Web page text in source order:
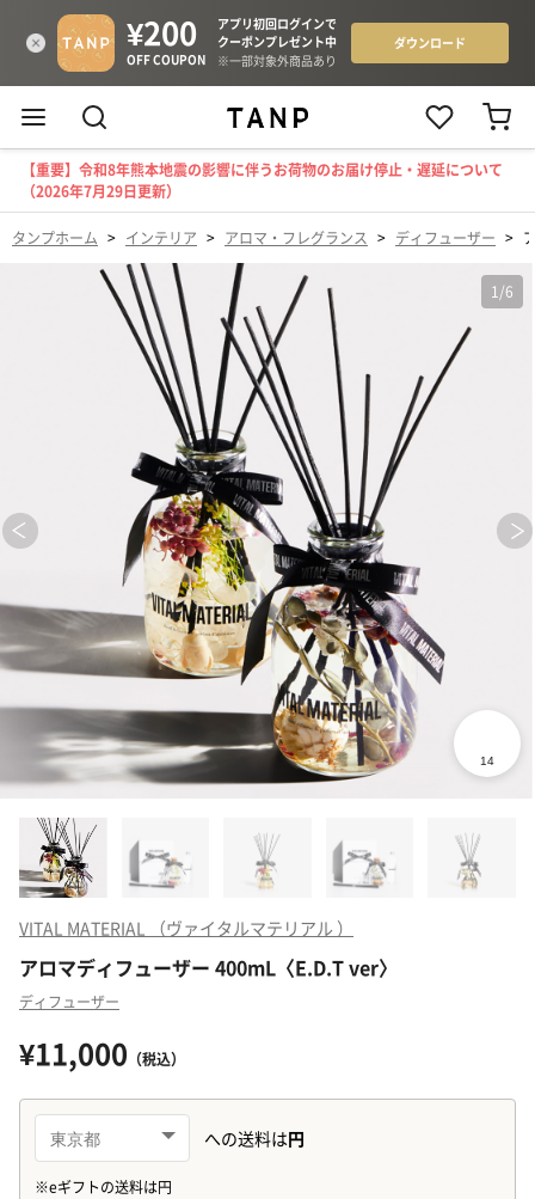
【重要】令和8年熊本地震の影響に伴うお荷物のお届け停止・遅延について
（2026年7月29日更新）
タンプホーム > インテリア > アロマ・フレグランス > ディフューザー >
1 /6
VITAL MATERIAL （ヴァイタルマテリアル ）
アロマディフューザー 400mL〈E.D.T ver〉
ディフューザー
¥11,000 （税込）